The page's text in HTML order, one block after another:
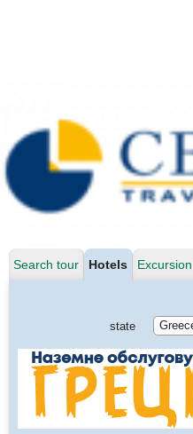
Search tour Hotels
state